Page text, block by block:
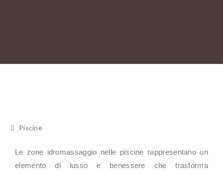
Piscine
Le zone idromassaggio nelle piscine rappresentano un
elemento di lusso e benessere che trasforma